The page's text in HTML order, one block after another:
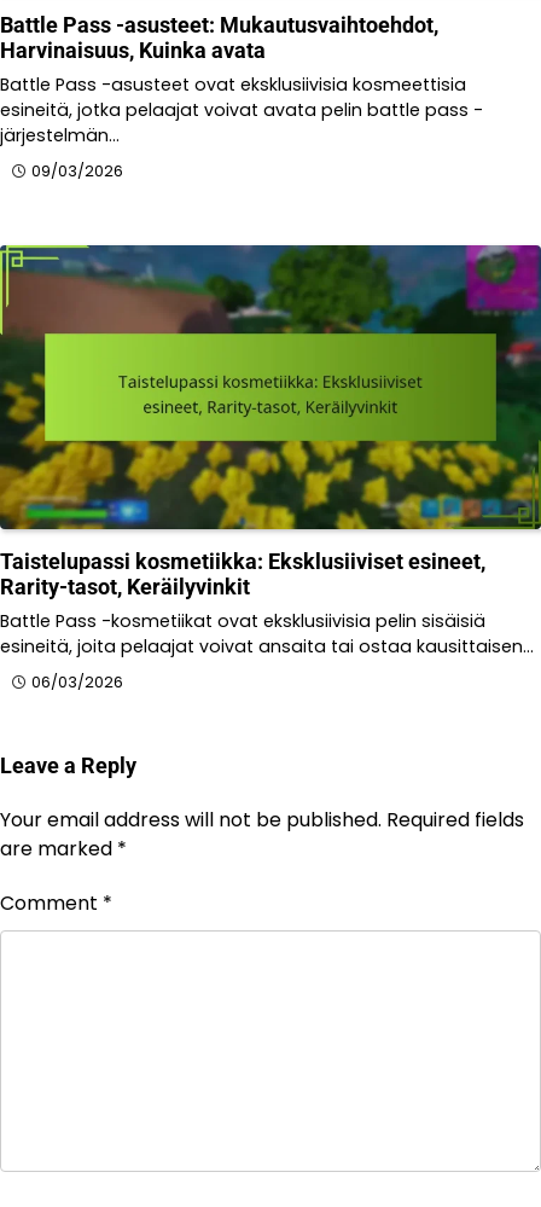
Battle Pass -asusteet: Mukautusvaihtoehdot,
Harvinaisuus, Kuinka avata
Battle Pass -asusteet ovat eksklusiivisia kosmeettisia
esineitä, jotka pelaajat voivat avata pelin battle pass -
järjestelmän…
09/03/2026
Taistelupassi kosmetiikka: Eksklusiiviset esineet,
Rarity-tasot, Keräilyvinkit
Battle Pass -kosmetiikat ovat eksklusiivisia pelin sisäisiä
esineitä, joita pelaajat voivat ansaita tai ostaa kausittaisen…
06/03/2026
Leave a Reply
Your email address will not be published. Required fields
are marked *
Comment *